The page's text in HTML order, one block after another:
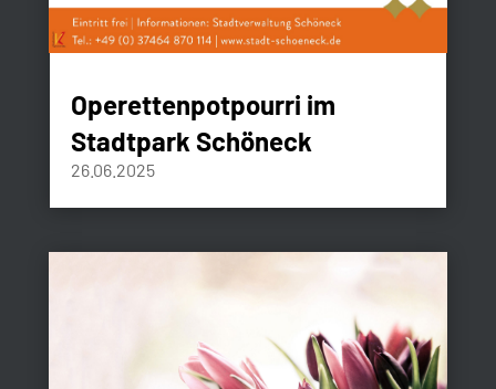
Operettenpotpourri im
Stadtpark Schöneck
26.06.2025